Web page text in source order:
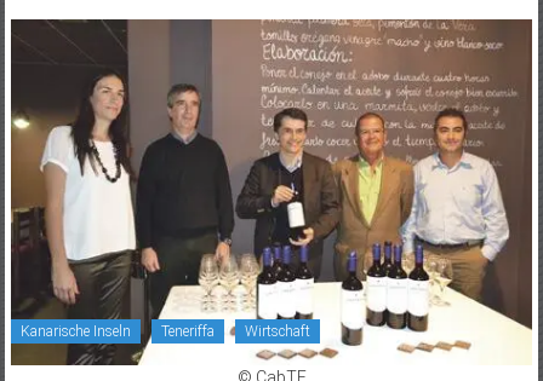
der
Kanarische Inseln Teneriffa Wirtschaft